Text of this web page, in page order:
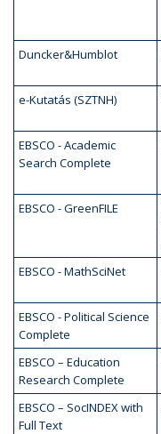
Duncker&Humblot
e-Kutatás (SZTNH)
EBSCO - Academic
Search Complete
EBSCO - GreenFILE
EBSCO - MathSciNet
EBSCO - Political Science
Complete
EBSCO – Education
Research Complete
EBSCO – SocINDEX with
Full Text